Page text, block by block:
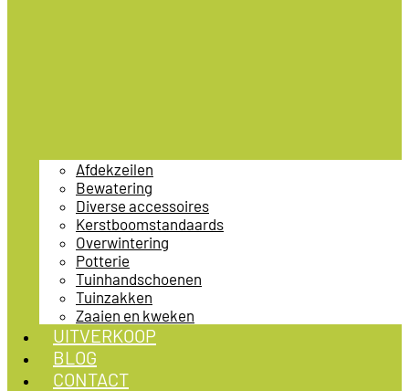
Afdekzeilen
Bewatering
Diverse accessoires
Kerstboomstandaards
Overwintering
Potterie
Tuinhandschoenen
Tuinzakken
Zaaien en kweken
UITVERKOOP
BLOG
CONTACT